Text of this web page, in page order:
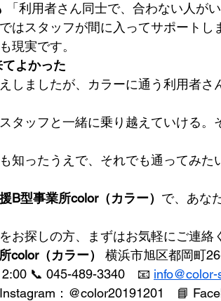
「利用者さん同士で、合わない人が
はスタッフが間に入ってサポートし
現実です。
よかった
しましたが、カラーに通う利用者さ
タッフと一緒に乗り越えていける。
知ったうえで、それでも通ってみ
B型事業所color（カラー） で、あな
お探しの方、まずはお気軽にご連絡
color（カラー）
横浜市旭区都岡町
📞 045-489-3340　📧
：@color20191201　📘